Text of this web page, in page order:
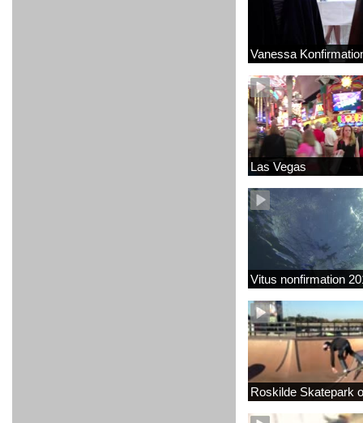
Vanessa
Las Vegas
Vitus nonfirmation
Roskilde Skatepark